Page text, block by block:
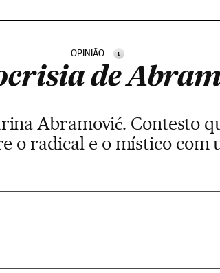
OPINIÃO i
de
Abramović. Contesto
o radical e o místico com